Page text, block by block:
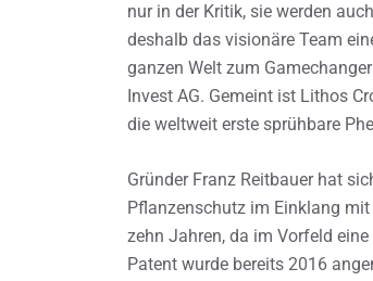
nur in der Kritik, sie werden
deshalb das visionäre Team
ganzen Welt zum
Invest AG. Gemeint ist Lithos
die weltweit erste sprühbare
Gründer Franz Reitbauer hat
Pflanzenschutz im Einklang
zehn Jahren, da im Vorfeld
Patent wurde bereits 2016